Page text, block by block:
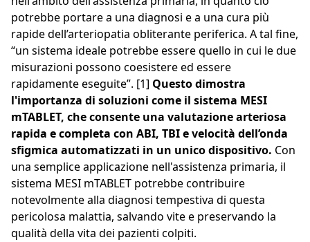
potrebbe portare a una diagnosi e a una cura più
rapide dell’arteriopatia obliterante periferica. A tal fine,
“un sistema ideale potrebbe essere quello in cui le due
misurazioni possono coesistere ed essere
rapidamente eseguite”. [1] Questo dimostra
l'importanza di soluzioni come il sistema MESI
mTABLET, che consente una valutazione arteriosa
rapida e completa con ABI, TBI e velocità dell’onda
sfigmica automatizzati in un unico dispositivo. Con
una semplice applicazione nell'assistenza primaria, il
sistema MESI mTABLET potrebbe contribuire
notevolmente alla diagnosi tempestiva di questa
pericolosa malattia, salvando vite e preservando la
qualità della vita dei pazienti colpiti.